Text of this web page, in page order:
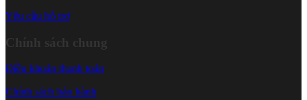
Yêu cầu hỗ trợ
Chính sách chung
Điều khoản thanh toán
Chính sách bảo hành